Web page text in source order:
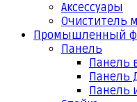
Аксессуары
Очиститель
Промышленный
Панель
Панель
Панель
Панель